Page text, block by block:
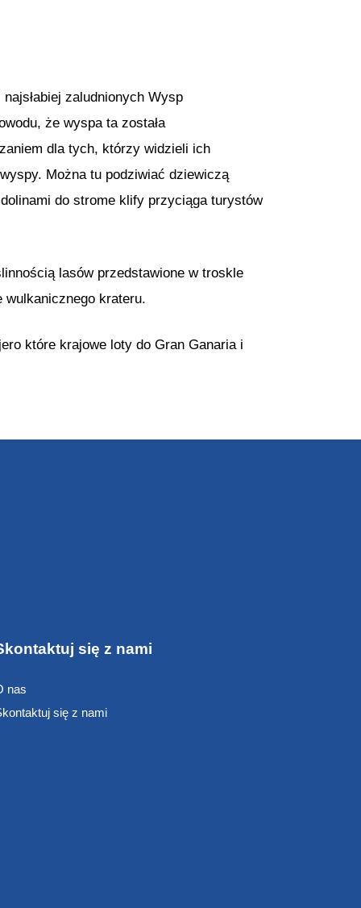
zaludnionych Wysp
że wyspa ta została
dla tych, którzy widzieli ich
Można tu podziwiać dziewiczą
do strome klify przyciąga turystów
lasów przedstawione w troskle
wulkanicznego krateru.
które krajowe loty do Gran Ganaria i
się z nami
nas
się z nami